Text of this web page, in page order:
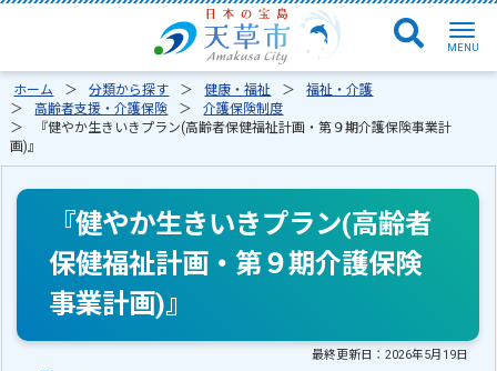
ホーム 分類から探す 健康・福祉
福祉・介護
高齢者支援・介護保険
介護保険制度
『健やか生きいきプラン(高齢者保健福祉計画・第９期介護保険事業計
画)』
『健やか生きいきプラン(高齢者
保健福祉計画・第９期介護保険
事業計画)』
最終更新日：2026年5月19日